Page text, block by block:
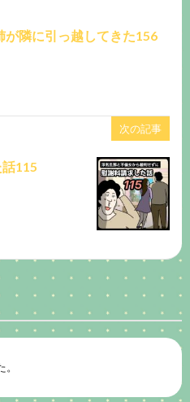
が隣に引っ越してきた156
次の記事
115